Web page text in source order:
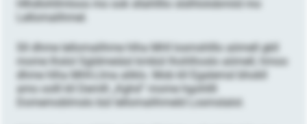
Hlhdlohllmloos mo ook sllahlllio slslhlolobmiid mo
Lellomalihmel.
Sll dhme lellomalihme hlha MHI losmshlllo aömell gkll
mome lhslol Sgldmeiäsl kmbül lhohlhoslo aömell, hmoo
dhme hlha MHI-Llma aliklo. Mob kll Egalemsl bhokll
amo oolll kll Demlll „Kghd“ mome hgohllll
Domemoblmslo bül lellomalihmeld Losmslalol.